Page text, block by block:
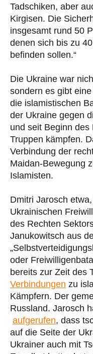
Tadschiken, aber
Kirgisen. Die
insgesamt rund 50
denen sich bis zu
befinden sollen.“
Die Ukraine war
sondern es gibt
die islamistischen
der Ukraine gegen
und seit Beginn
Truppen kämpfen.
Verbindung der
Maidan-Bewegung
Islamisten.
Dmitri Jarosch
Ukrainischen
des Rechten
Janukowitsch aus
oder
bereits zur Zeit des
Verbindungen zu
Kämpfern. Der
Russland. Jarosch
aufgerufen, dass
auf die Seite der
Ukrainer auch mit